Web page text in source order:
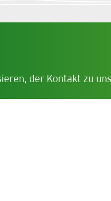
der Kontakt zu